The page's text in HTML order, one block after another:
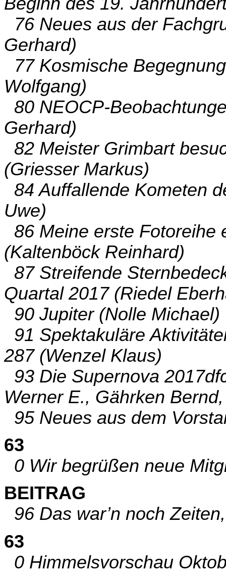
76 Neues aus der
Gerhard)
77 Kosmische
Wolfgang)
80 NEOCP-
Gerhard)
82 Meister Grimbart
(Griesser Markus)
84 Auffallende Kometen
Uwe)
86 Meine erste Fotoreihe
(Kaltenböck Reinhard)
87 Streifende
Quartal 2017 (Riedel
90 Jupiter (Nolle Michael)
91 Spektakuläre
287 (Wenzel Klaus)
93 Die Supernova
Werner E., Gährken
95 Neues aus dem
63
0 Wir begrüßen neue
BEITRAG
96 Das war’n noch
63
0 Himmelsvorschau